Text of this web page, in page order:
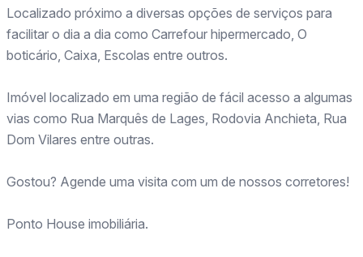
Localizado próximo a diversas opções de serviços para
facilitar o dia a dia como Carrefour hipermercado, O
boticário, Caixa, Escolas entre outros.
Imóvel localizado em uma região de fácil acesso a algumas
vias como Rua Marquês de Lages, Rodovia Anchieta, Rua
Dom Vilares entre outras.
Gostou? Agende uma visita com um de nossos corretores!
Ponto House imobiliária.